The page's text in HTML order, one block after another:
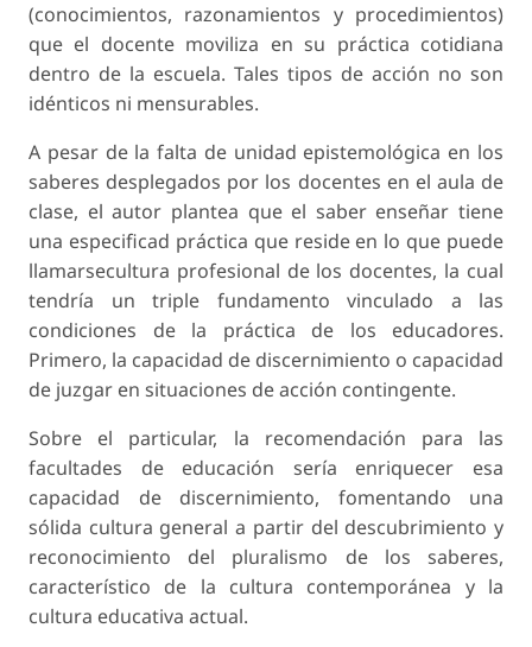
(conocimientos, razonamientos y procedimientos)
que el docente moviliza en su práctica cotidiana
dentro de la escuela. Tales tipos de acción no son
idénticos ni mensurables.
A pesar de la falta de unidad epistemológica en los
saberes desplegados por los docentes en el aula de
clase, el autor plantea que el saber enseñar tiene
una especificad práctica que reside en lo que puede
llamarsecultura profesional de los docentes, la cual
tendría un triple fundamento vinculado a las
condiciones de la práctica de los educadores.
Primero, la capacidad de discernimiento o capacidad
de juzgar en situaciones de acción contingente.
Sobre el particular, la recomendación para las
facultades de educación sería enriquecer esa
capacidad de discernimiento, fomentando una
sólida cultura general a partir del descubrimiento y
reconocimiento del pluralismo de los saberes,
característico de la cultura contemporánea y la
cultura educativa actual.